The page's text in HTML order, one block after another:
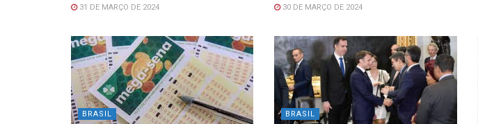
31 DE MARÇO DE 2024 30 DE MARÇO DE 2024
BRASIL BRASIL